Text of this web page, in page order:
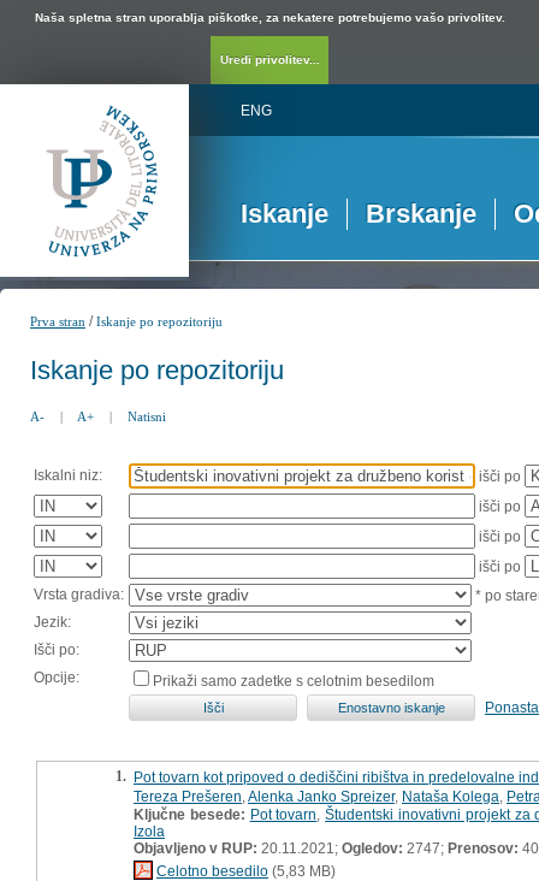
Naša spletna stran uporablja piškotke, za nekatere potrebujemo vašo privolitev.
Uredi privolitev...
ENG
Iskanje Brskanje
Prva stran /Iskanje po repozitoriju
Iskanje po repozitoriju
A- | A+ | Natisni
Iskalni niz:
išči po
išči po
išči po
išči po
Vrsta gradiva:
* po
Jezik:
Išči po:
Opcije:
Prikaži samo zadetke s celotnim besedilom
1. Pot tovarn kot pripoved o dediščini ribištva in predelovalne
Tereza Prešeren Alenka Janko Spreizer, Nataša Kolega
Ključne besede: Pot tovarn ,Študentski inovativni projekt za
Izola
Objavljeno v RUP: 20.11.2021; Ogledov: 2747; Prenosov: 40
Celotno besedilo (5,83 MB)